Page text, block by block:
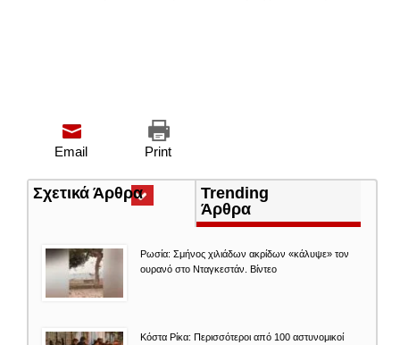
Print
Email
Σχετικά Άρθρα(ενεργή
καρτέλα)
Trending
Άρθρα
Ρωσία: Σμήνος χιλιάδων ακρίδων «κάλυψε» τον
ουρανό στο Νταγκεστάν. Βίντεο
Κόστα Ρίκα: Περισσότεροι από 100 αστυνομικοί